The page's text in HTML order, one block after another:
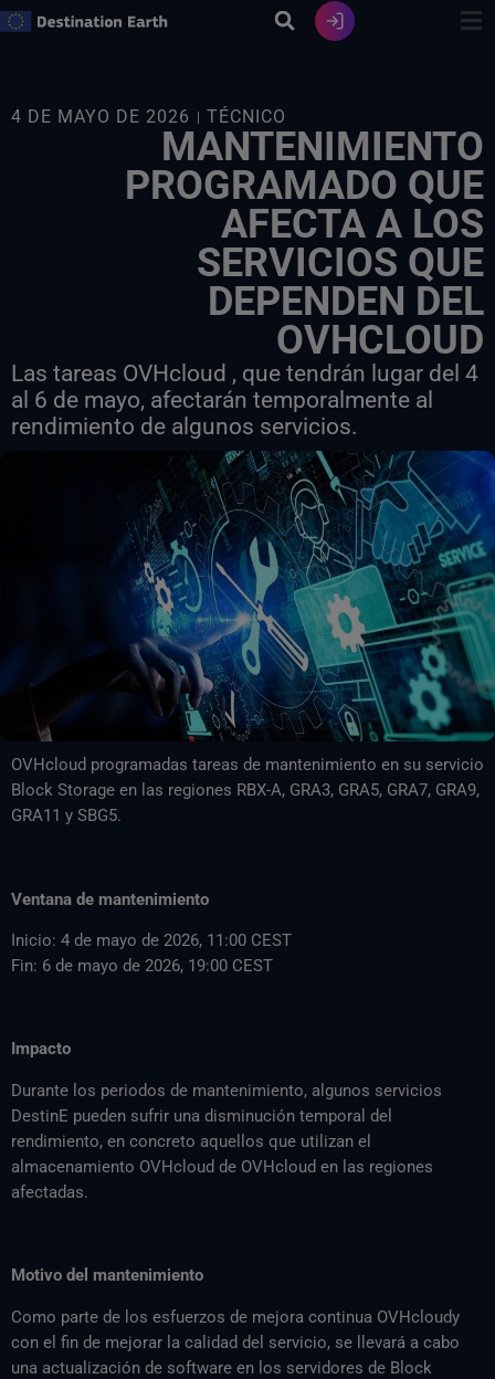
Ir
4 DE MAYO DE 2026 TÉCNICO
MANTENIMIENTO
PROGRAMADO QUE
AFECTA A LOS
SERVICIOS QUE
DEPENDEN DEL
OVHCLOUD
Las tareas OVHcloud , que tendrán lugar del 4
al 6 de mayo, afectarán temporalmente al
rendimiento de algunos servicios.
OVHcloud programadas tareas de mantenimiento en su servicio
Block Storage en las regiones RBX-A, GRA3, GRA5, GRA7, GRA9,
GRA11 y SBG5.
Ventana de mantenimiento
Inicio: 4 de mayo de 2026, 11:00 CEST
Fin: 6 de mayo de 2026, 19:00 CEST
Impacto
Durante los periodos de mantenimiento, algunos servicios
DestinE pueden sufrir una disminución temporal del
rendimiento, en concreto aquellos que utilizan el
almacenamiento OVHcloud de OVHcloud en las regiones
afectadas.
Motivo del mantenimiento
Como parte de los esfuerzos de mejora continua OVHcloudy
con el fin de mejorar la calidad del servicio, se llevará a cabo
una actualización de software en los servidores de Block